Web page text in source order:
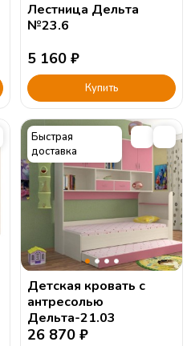
Лестница Дельта
№23.6
5 160 ₽
Купить
Быстрая
доставка
Детская кровать с
антресолью
Дельта-21.03
26 870 ₽